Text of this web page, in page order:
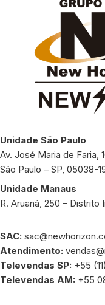
Unidade São Paulo
Av. José Maria de Faria,
São Paulo – SP, 05038-
Unidade Manaus
R. Aruanã, 250 –
SAC:
Atendimento:
Televendas SP: +55
Televendas AM: +55